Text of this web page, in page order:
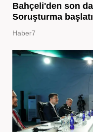
Bahçeli'den son
Soruşturma
Haber7